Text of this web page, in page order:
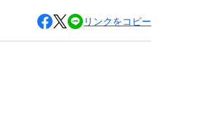
リンクをコピー